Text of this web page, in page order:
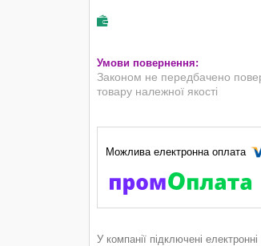
Законом не передбачено
товару належної якості
У компанії підключені